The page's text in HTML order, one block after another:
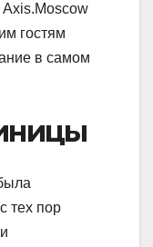
Axis.Moscow
гостям
в самом
тех пор